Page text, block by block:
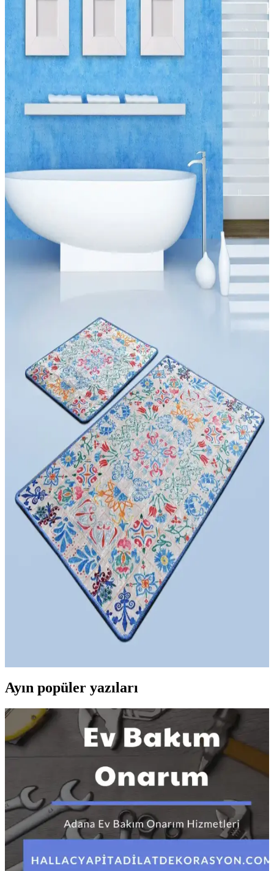
Zara Home Banyo Paspasları: Fonksiyonellik ve
Estetiği Bir Arada Sunan Çeşitler
Zara Home’un banyo paspasları, çeşitli malzeme ve tasarımlarla
hijyen ve estetiği bir araya getiriyor. Su emici, kaymaz ve dayanıklı
modellerle banyolarınızı güvenli ve şık hale getirin.
Banyo Güvenliği ve Estetiği İçin 2'li Paspas Seçimi
ve Bakım İpuçları
Banyo paspasları, kaymaz taban ve su emici özellikleriyle güvenlik
ve hijyen sağlar. 2'li modeller, estetik ve fonksiyonellik sunar,
düzenli bakım önemli.
Banyo Dekorasyonunda Paspas Seçimi ve Güvenlik
İçin İpuçları
Banyo dekorasyonunda paspas seçimi, güvenlik ve estetik açısından
önemlidir. Malzeme, boyut ve kaymazlık gibi kriterler, şık ve
fonksiyonel banyo tasarımı için temel unsurlardır.
Oval Paspaslar ile Dekorasyonda Şıklık ve
Fonksiyonellik Sağlayan Çözüm
Oval paspaslar, şık tasarımları ve fonksiyonel özellikleriyle evinizin
tasarım seçenekleriyle her tarzı tamamlar.
Beyzana ve Birdoludukkan Sihirli Su Emici
Paspasları Karşılaştırması
İki popüler su emici paspasın özellikleri, kullanıcı yorumları ve
kullanım alanları karşılaştırıldı. Hangisi daha iyi? Detaylar için
Ev Şıklığını Tamamlayan Oval Paspas Modelleri ve
Dekorasyona Katkıları
Oval paspaslar, ev dekorasyonunuza şıklık katan, dayanıklı ve çeşitli
renk seçenekleriyle estetik ve fonksiyonel çözümler sunar. Giriş ve
iç mekanlarda kullanımı kolaydır.
Dekorasyonda Mavi Paspasların Kullanımı ve
Mekâna Katkıları
Mavi paspaslar, iç mekanlarda sakinlik ve şıklık sağlar. Uygun
malzeme ve renk tonlarıyla dekorasyonda şıklık ve fonksiyonellik
sunar, yaşam alanlarınızı yeniler.
Chilai Home 2'li Banyo Halısı ve Paspas Takımı
Modern Tasarım ve Güvenlik Özellikleriyle
Modern tasarımıyla dikkat çeken bu 2'li banyo halısı ve paspas
takımı, kaymaz taban, dayanıklı polyester malzeme ve kolay
Ayın popüler yazıları